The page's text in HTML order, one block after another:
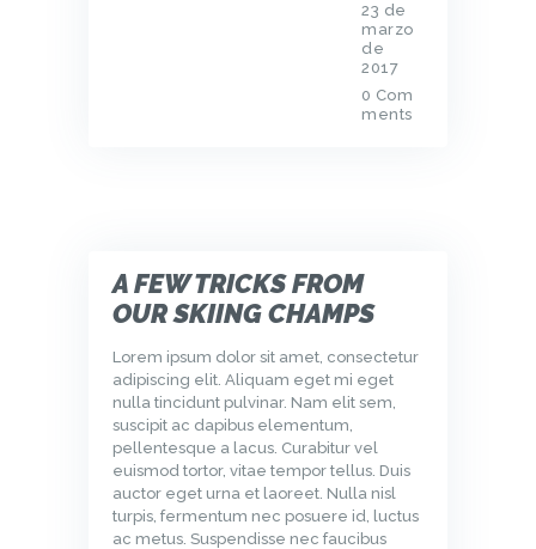
23 de
marzo
de
2017
0 Com
ments
A FEW TRICKS FROM
OUR SKIING CHAMPS
Lorem ipsum dolor sit amet, consectetur
adipiscing elit. Aliquam eget mi eget
nulla tincidunt pulvinar. Nam elit sem,
suscipit ac dapibus elementum,
pellentesque a lacus. Curabitur vel
euismod tortor, vitae tempor tellus. Duis
auctor eget urna et laoreet. Nulla nisl
turpis, fermentum nec posuere id, luctus
ac metus. Suspendisse nec faucibus